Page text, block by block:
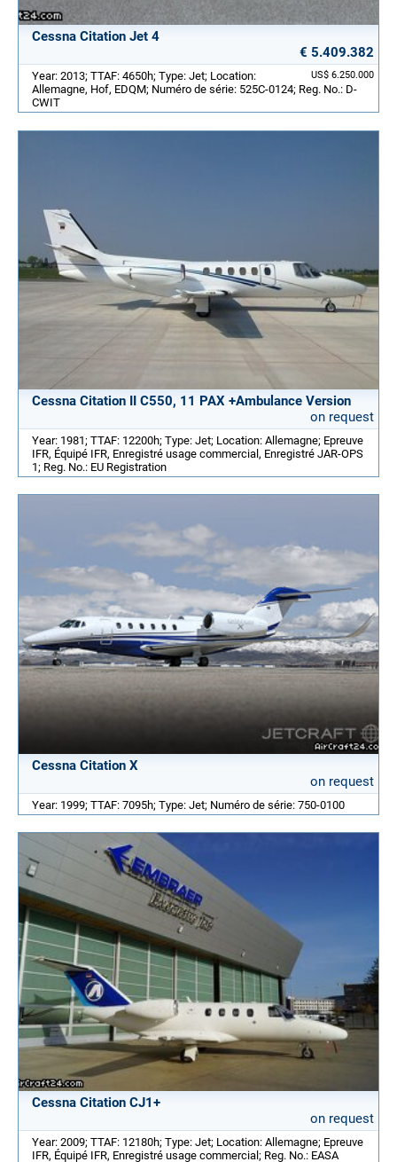
Cessna Citation Jet 4
€ 5.409.382
US$ 6.250.000
Year: 2013; TTAF: 4650h; Type: Jet; Location:
Allemagne, Hof, EDQM; Numéro de série: 525C-0124; Reg. No.: D-
CWIT
Cessna Citation II C550, 11 PAX +Ambulance Version
on request
Year: 1981; TTAF: 12200h; Type: Jet; Location: Allemagne; Epreuve
IFR, Équipé IFR, Enregistré usage commercial, Enregistré JAR-OPS
1; Reg. No.: EU Registration
Cessna Citation X
on request
Year: 1999; TTAF: 7095h; Type: Jet; Numéro de série: 750-0100
Cessna Citation CJ1+
on request
Year: 2009; TTAF: 12180h; Type: Jet; Location: Allemagne; Epreuve
IFR, Équipé IFR, Enregistré usage commercial; Reg. No.: EASA